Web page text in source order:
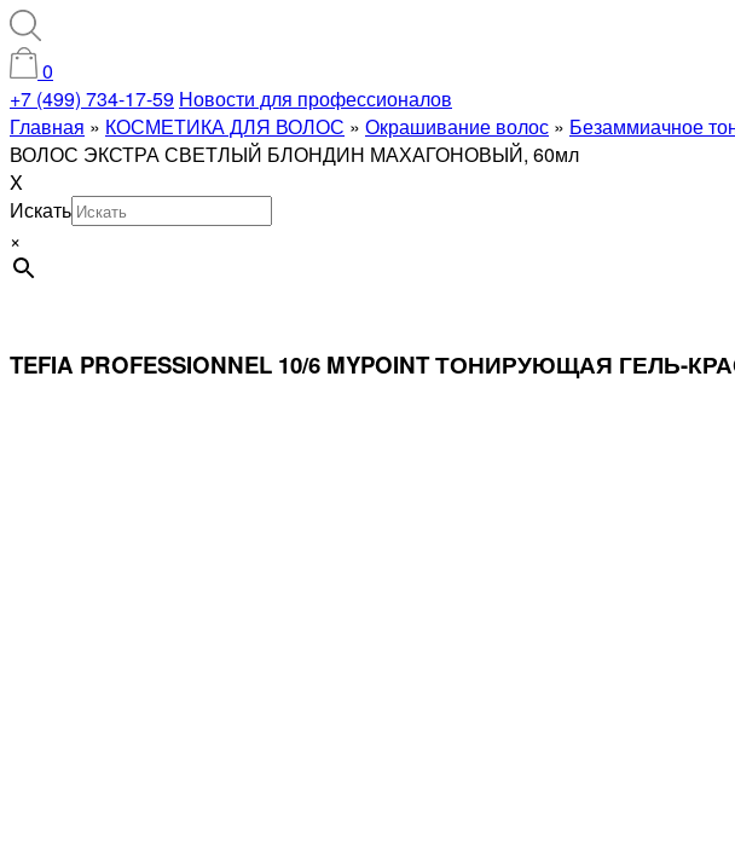
0
+7 (499) 734-17-59 Новости для профессионалов
Главная » КОСМЕТИКА ДЛЯ ВОЛОС » Окрашивание волос » Безаммиачное
ВОЛОС ЭКСТРА СВЕТЛЫЙ БЛОНДИН МАХАГОНОВЫЙ, 60мл
X
Искать
×
TEFIA PROFESSIONNEL 10/6 MYPOINT ТОНИРУЮЩАЯ